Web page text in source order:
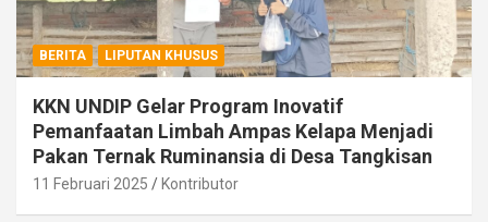
BERITA LIPUTAN KHUSUS
KKN UNDIP Gelar Program Inovatif
Pemanfaatan Limbah Ampas Kelapa Menjadi
Pakan Ternak Ruminansia di Desa Tangkisan
11 Februari 2025 Kontributor